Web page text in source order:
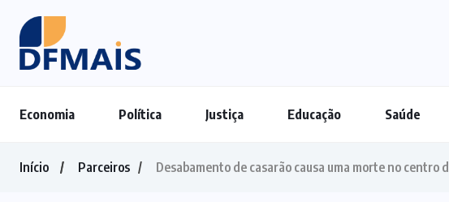
Economia Política Justiça Educação Saúde
Início Parceiros Desabamento de casarão causa uma morte no centro